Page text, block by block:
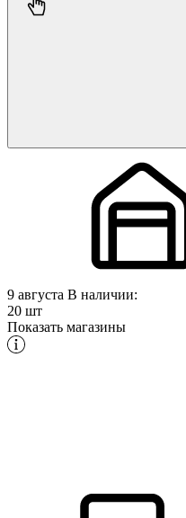
9 августа В наличии:
20 шт
Показать магазины